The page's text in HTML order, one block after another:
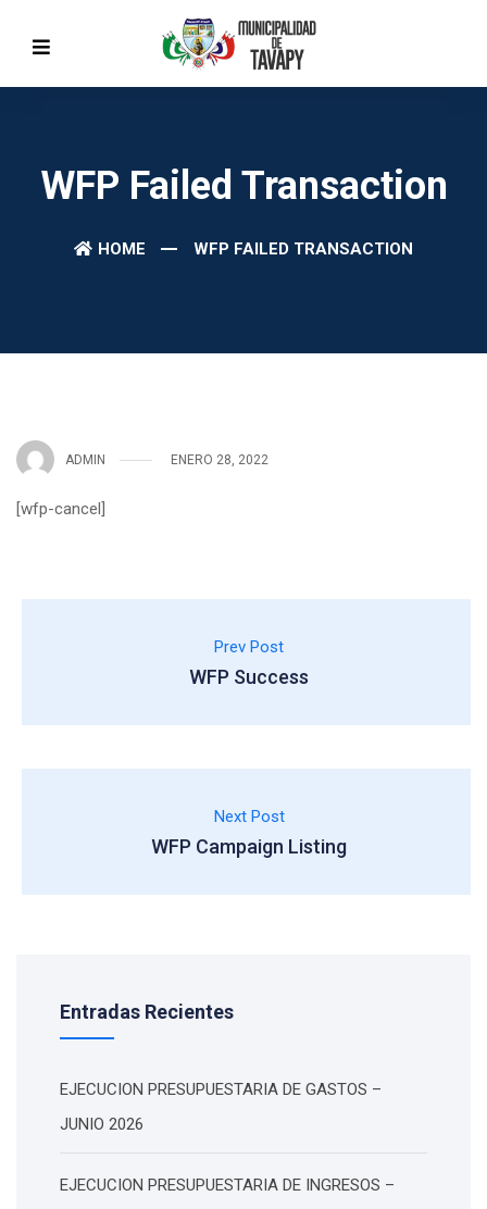
WFP Failed Transaction
HOME WFP FAILED TRANSACTION
ADMIN ENERO 28, 2022
[wfp-cancel]
Prev Post
WFP Success
Next Post
WFP Campaign Listing
Entradas Recientes
EJECUCION PRESUPUESTARIA DE GASTOS –
JUNIO 2026
EJECUCION PRESUPUESTARIA DE INGRESOS –